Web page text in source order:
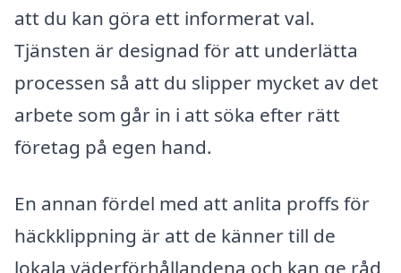
att du kan göra ett informerat val.
Tjänsten är designad för att underlätta
processen så att du slipper mycket av det
arbete som går in i att söka efter rätt
företag på egen hand.
En annan fördel med att anlita proffs för
häckklippning är att de känner till de
lokala väderförhållandena och kan ge råd